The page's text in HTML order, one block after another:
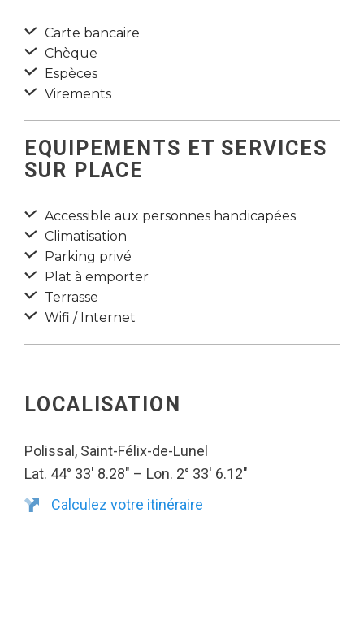
Carte bancaire
Chèque
Espèces
Virements
EQUIPEMENTS ET SERVICES
SUR PLACE
Accessible aux personnes handicapées
Climatisation
Parking privé
Plat à emporter
Terrasse
Wifi / Internet
LOCALISATION
Polissal, Saint-Félix-de-Lunel
Lat. 44° 33′ 8.28″ – Lon. 2° 33′ 6.12″
Calculez votre itinéraire